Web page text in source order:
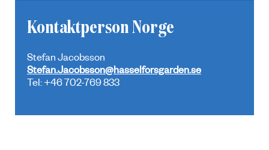
Kontaktperson Norge
Stefan Jacobsson
Stefan.Jacobsson@hasselforsgarden.se
Tel: +46 702-769 833